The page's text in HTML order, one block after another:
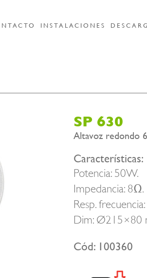
INSTALACIONES
SP 630
Altavoz redondo
Características:
Potencia: 50W.
Impedancia: 8Ω.
Resp.
Dim: Ø215×80
Cód: 100360